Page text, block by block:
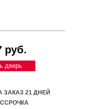
руб.
дверь
ЗАКАЗ 21 ДНЕЙ